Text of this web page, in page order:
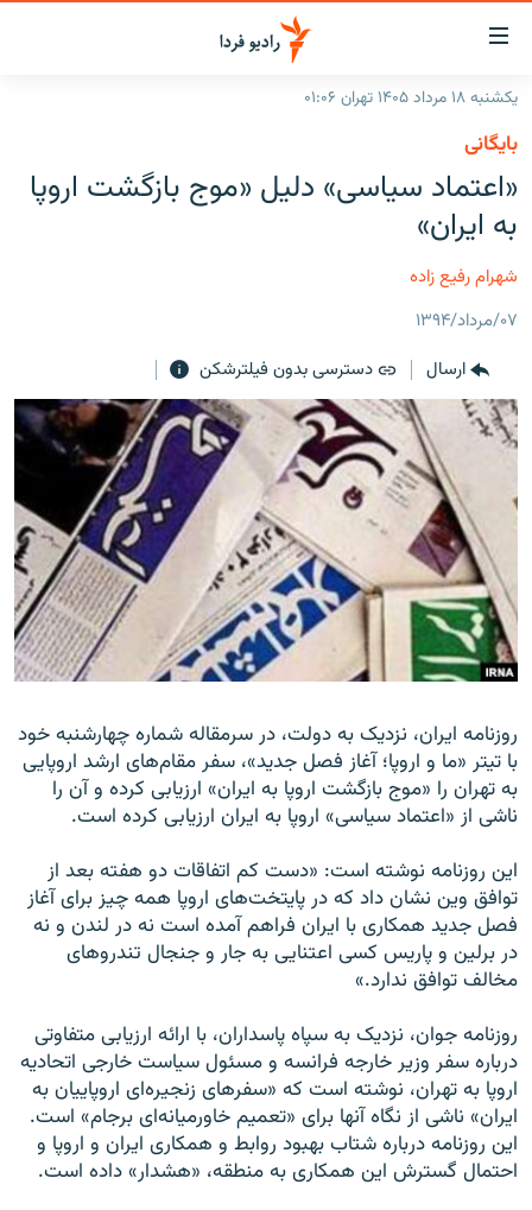
لینک‌های
قابلیت
دسترسی
بازگشت
بازگشت
منوی
اصلی
صفحه
صفحه اصلی
ایران
جهان
فرکانس‌ها
پادکست
چندرسانه‌ای
گزارش‌های تصویری
گزارش‌های ویدئویی
زنان فردا
English
به ما بپیوندید
زبان‌های دیگر
یکشنبه ۱۸ مرداد ۱۴۰۵ تهران ۰۱:۰۶
بایگانی
«اعتماد سیاسی» دلیل «موج بازگشت اروپا
به ایران»
شهرام رفیع زاده
۰۷/مرداد/۱۳۹۴
ارسال
دسترسی بدون فیلترشکن
روزنامه ایران، نزدیک به دولت، در سرمقاله شماره چهارشنبه خود
با تیتر «ما و اروپا؛ آغاز فصل جدید»، سفر مقام‌های ارشد اروپایی
به تهران را «موج بازگشت اروپا به ایران» ارزیابی کرده و آن را
ناشی از «اعتماد سیاسی» اروپا به ایران ارزیابی کرده است.
این روزنامه نوشته است: «دست کم اتفاقات دو هفته بعد از
توافق وین نشان داد که در پایتخت‌های اروپا همه چیز برای آغاز
فصل جدید همکاری با ایران فراهم آمده است نه در لندن و نه
در برلین و پاریس کسی اعتنایی به جار و جنجال تندروهای
مخالف توافق ندارد.»
روزنامه جوان، نزدیک به سپاه پاسداران، با ارائه ارزیابی متفاوتی
درباره سفر وزیر خارجه فرانسه و مسئول سیاست خارجی اتحادیه
اروپا به تهران، نوشته است که «سفرهای زنجیره‌ای اروپاییان به
ایران» ناشی از نگاه آنها برای «تعمیم خاورمیانه‌ای برجام» است.
این روزنامه درباره شتاب بهبود روابط و همکاری ایران و اروپا و
احتمال گسترش این همکاری به منطقه، «هشدار» داده است.